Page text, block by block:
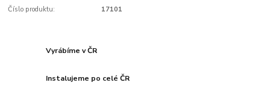
Číslo produktu: 17101
Vyrábíme v ČR
Instalujeme po celé ČR